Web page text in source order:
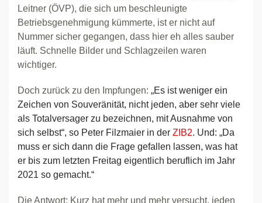
Leitner (ÖVP), die sich um beschleunigte
Betriebsgenehmigung kümmerte, ist er nicht auf
Nummer sicher gegangen, dass hier eh alles sauber
läuft. Schnelle Bilder und Schlagzeilen waren
wichtiger.
Doch zurück zu den Impfungen: „Es ist weniger ein
Zeichen von Souveränität, nicht jeden, aber sehr viele
als Totalversager zu bezeichnen, mit Ausnahme von
sich selbst“, so Peter Filzmaier in der ZIB2. Und: „Da
muss er sich dann die Frage gefallen lassen, was hat
er bis zum letzten Freitag eigentlich beruflich im Jahr
2021 so gemacht.“
Die Antwort: Kurz hat mehr und mehr versucht, jeden